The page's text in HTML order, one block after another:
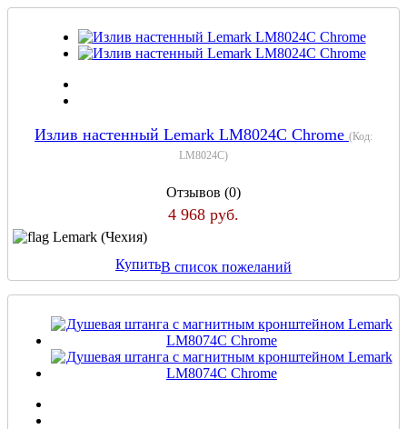
Излив настенный Lemark LM8024C Chrome (Код:
LM8024C)
Отзывов (0)
4 968 руб.
Lemark (Чехия)
КупитьВ список пожеланий